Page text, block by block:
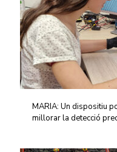
MARIA: Un dispositiu
millorar la detecció